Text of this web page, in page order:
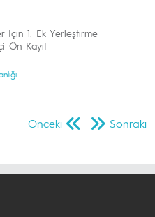
İçin 1. Ek Yerleştirme
Ön Kayıt
Önceki Sonraki